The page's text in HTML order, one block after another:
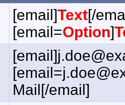
[email]Text[/
[email=Option]
Mail[/email]